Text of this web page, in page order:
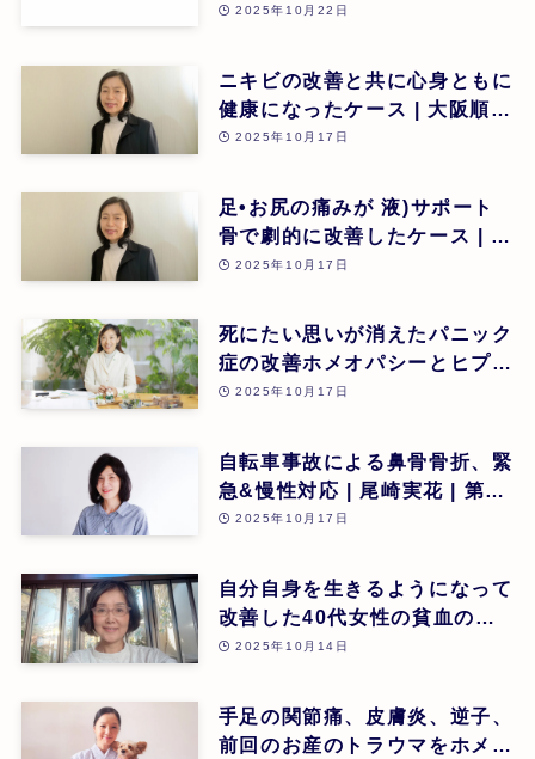
2025年10月22日
ニキビの改善と共に心身ともに
健康になったケース | 大阪順子
| 第26回
2025年10月17日
足•お尻の痛みが 液)サポート
骨で劇的に改善したケース | 大
阪順子 | 第26回
2025年10月17日
死にたい思いが消えたパニック
症の改善ホメオパシーとヒプノ
セラピー(催眠療法)の可能性 |
2025年10月17日
自転車事故による鼻骨骨折、緊
急&慢性対応 | 尾崎実花 | 第26
回2025年10月17日
自分自身を生きるようになって
改善した40代女性の貧血のケ
ース | 安藤久美子 | 第26回
2025年10月14日
手足の関節痛、皮膚炎、逆子、
前回のお産のトラウマをホメオ